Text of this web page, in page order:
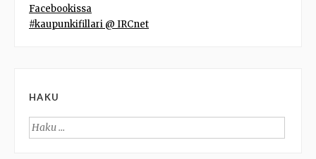
Facebookissa
#kaupunkifillari @ IRCnet
HAKU
Haku: